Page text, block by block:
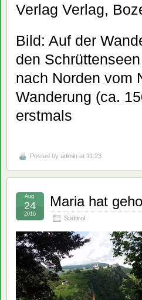
Verlag Verlag,
Bild: Auf der
den
nach Norden vom
Wanderung (ca.
erstmals
Posted by admin at 11:23
Maria hat
Südtirol
Aug.
24
2016